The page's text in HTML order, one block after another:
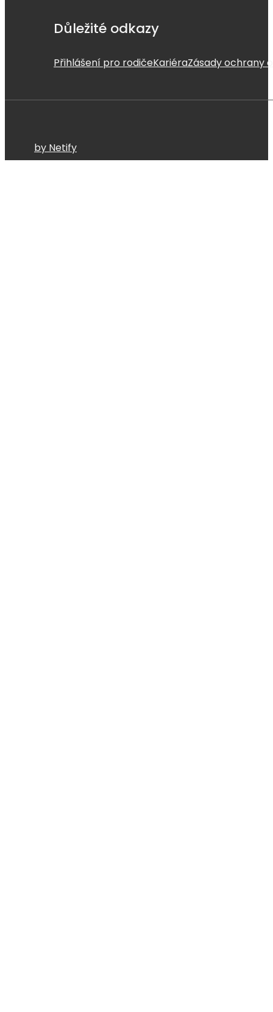
Důležité odkazy
Přihlášení pro rodičeKariéraZásady ochrany
by Netify